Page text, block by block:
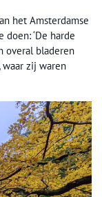
het Amsterdamse
‘De harde
overal bladeren
waar zij waren